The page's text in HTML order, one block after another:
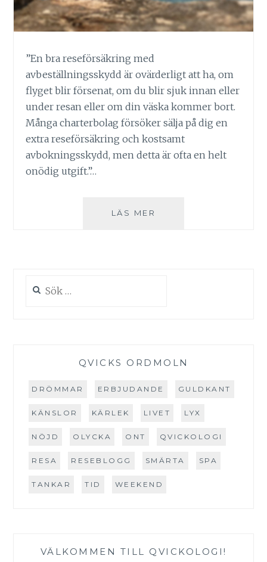
”En bra reseförsäkring med
avbeställningsskydd är ovärderligt att ha, om
flyget blir försenat, om du blir sjuk innan eller
under resan eller om din väska kommer bort.
Många charterbolag försöker sälja på dig en
extra reseförsäkring och kostsamt
avbokningsskydd, men detta är ofta en helt
onödig utgift.”…
LÄS MER
efter:
QVICKS ORDMOLN
DRÖMMAR ERBJUDANDE GULDKANT
KÄNSLOR KÄRLEK LIVET LYX
NÖJD OLYCKA ONT QVICKOLOGI
RESA RESEBLOGG SMÄRTA SPA
TANKAR TID WEEKEND
VÄLKOMMEN TILL QVICKOLOGI!